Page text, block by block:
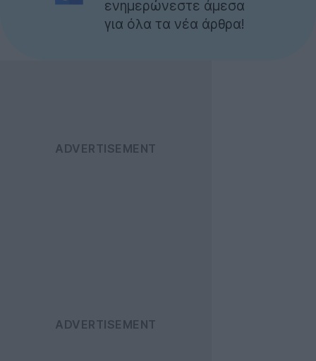
ενημερώνεστε άμεσα
για όλα τα νέα άρθρα!